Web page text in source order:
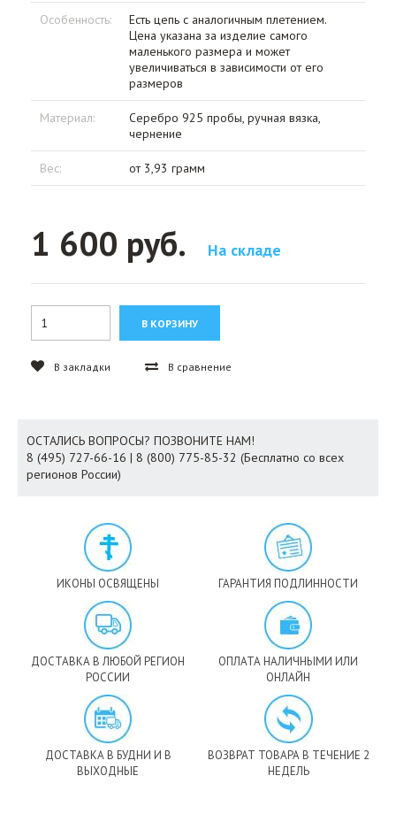
Особенность:
Есть цепь с аналогичным плетением.
Цена указана за изделие самого
маленького размера и может
увеличиваться в зависимости от его
размеров
Материал:
Серебро 925 пробы, ручная вязка,
чернение
Вес: от 3,93 грамм
1 600 руб. На складе
В закладки В сравнение
ОСТАЛИСЬ ВОПРОСЫ? ПОЗВОНИТЕ НАМ!
8 (495) 727-66-16 | 8 (800) 775-85-32 (Бесплатно со всех
регионов России)
ИКОНЫ ОСВЯЩЕНЫ ГАРАНТИЯ ПОДЛИННОСТИ
ДОСТАВКА В ЛЮБОЙ РЕГИОН
РОССИИ
ОПЛАТА НАЛИЧНЫМИ ИЛИ
ОНЛАЙН
ДОСТАВКА В БУДНИ И В
ВЫХОДНЫЕ
ВОЗВРАТ ТОВАРА В ТЕЧЕНИЕ 2
НЕДЕЛЬ